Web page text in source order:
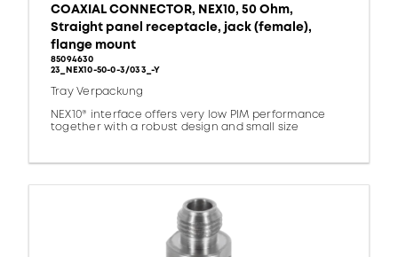
COAXIAL CONNECTOR, NEX10, 50 Ohm,
Straight panel receptacle, jack (female),
flange mount
85094630
23_NEX10-50-0-3/033_-Y
Tray Verpackung
NEX10® interface offers very low PIM performance
together with a robust design and small size